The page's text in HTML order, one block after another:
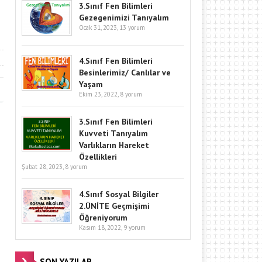
3.Sınıf Fen Bilimleri
Gezegenimizi Tanıyalım
Ocak 31, 2023, 13 yorum
4.Sınıf Fen Bilimleri
Besinlerimiz/ Canlılar ve
Yaşam
Ekim 23, 2022, 8 yorum
3.Sınıf Fen Bilimleri
Kuvveti Tanıyalım
Varlıkların Hareket
Özellikleri
Şubat 28, 2023, 8 yorum
4.Sınıf Sosyal Bilgiler
2.ÜNİTE Geçmişimi
Öğreniyorum
Kasım 18, 2022, 9 yorum